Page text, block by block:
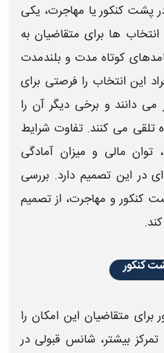
پشت کنکور یا مهاجرت، یکی
انتخاب ها برای متقاضیان به
کوتاه مدت و بلندمدت
این انتخاب را فرصتی برای
دانند و برخی دیگر آن را
تلقی می کنند. تفاوت شرایط
مالی و میزان آمادگی
در این تصمیم دارد. بررسی
کنکور و مهاجرت، از تصمیم
کنکور
برای متقاضیان این امکان را
بیشتر، شانس قبولی در